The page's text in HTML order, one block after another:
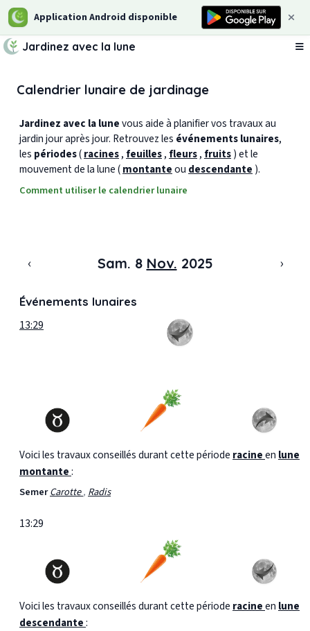
Application Android disponible
Jardinez avec la lune
Calendrier lunaire de jardinage
Jardinez avec la lunevous aide à planifier vos travaux au
jardin jour après jour. Retrouvez les événements lunaires,
les périodes(racines, feuilles, fleurs, fruits) et le
mouvement de la lune (montanteou descendante ).
Comment utiliser le calendrier lunaire
‹ Sam. 8 Nov. 2025 ›
Événements lunaires
13:29
Voici les travaux conseillés durant cette période racineen lune
montante:
SemerCarotte,Radis
13:29
Voici les travaux conseillés durant cette période racineen lune
descendante: